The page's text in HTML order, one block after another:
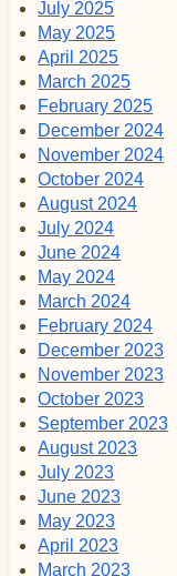
July 2025
May 2025
April 2025
March 2025
February 2025
December 2024
November 2024
October 2024
August 2024
July 2024
June 2024
May 2024
March 2024
February 2024
December 2023
November 2023
October 2023
September 2023
August 2023
July 2023
June 2023
May 2023
April 2023
March 2023